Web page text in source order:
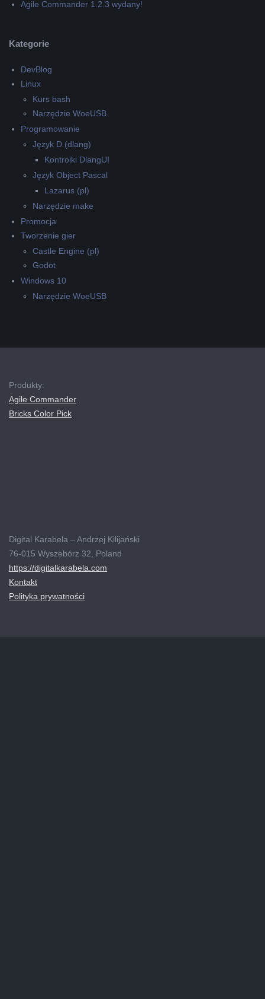
Agile Commander 1.2.3 wydany!
Kategorie
DevBlog
Linux
Kurs bash
Narzędzie WoeUSB
Programowanie
Język D (dlang)
Kontrolki DlangUI
Język Object Pascal
Lazarus (pl)
Narzędzie make
Promocja
Tworzenie gier
Castle Engine (pl)
Godot
Windows 10
Narzędzie WoeUSB
Produkty:
Agile Commander
Bricks Color Pick
Digital Karabela – Andrzej Kilijański
76-015 Wyszebórz 32, Poland
https://digitalkarabela.com
Kontakt
Polityka prywatności